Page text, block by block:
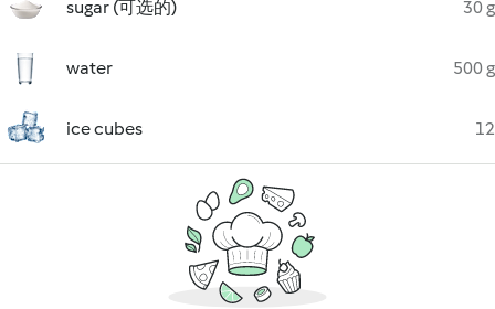
sugar (可选的) 30 g
water 500 g
ice cubes 12